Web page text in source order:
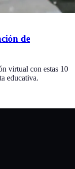
de
virtual con estas 10
educativa.